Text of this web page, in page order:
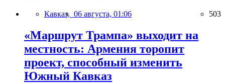
Кавказ, 06 августа, 01:06 503
«Маршрут Трампа» выходит на
местность: Армения торопит
проект, способный изменить
Южный Кавказ